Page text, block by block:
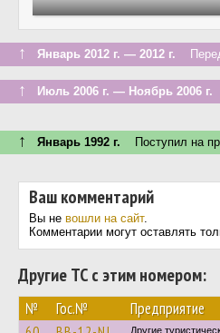
↑ Январь 2012 г. — 2012 г.
↑ Июль 2006 г. — Ноябрь 2006 г.
↑ Январь 1992 г. Поступил на
Ваш комментарий
Вы не вошли на сайт.
Комментарии могут оставлять
Другие ТС с этим номером:
№ Гос.№ Предприятие
Другие